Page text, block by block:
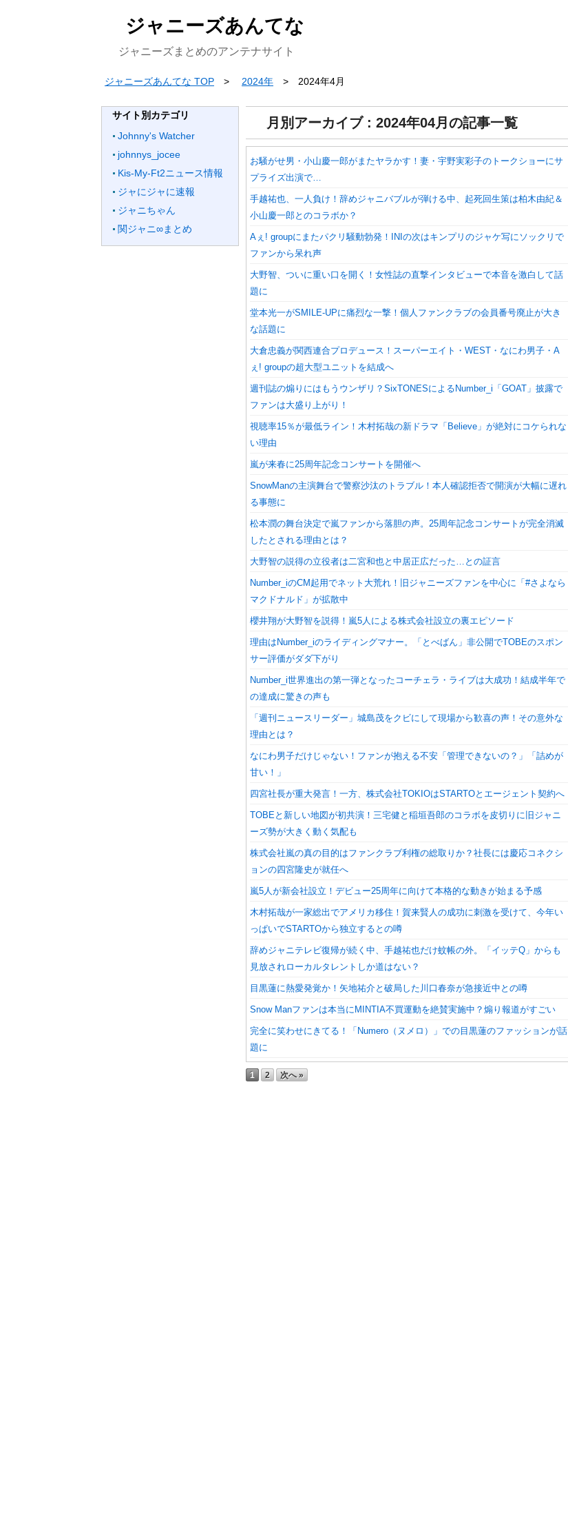
ジャニーズあんてな
ジャニーズまとめのアンテナサイト
ジャニーズあんてな TOP 2024年 2024年4月
サイト別カテゴリ
Johnny's Watcher
johnnys_jocee
Kis-My-Ft2ニュース情報
ジャにジャに速報
ジャニちゃん
関ジャニ∞まとめ
月別アーカイブ : 2024年04月の記事一覧
お騒がせ男・小山慶一郎がまたヤラかす！妻・宇野実彩子のトークショーにサ
プライズ出演で…
手越祐也、一人負け！辞めジャニバブルが弾ける中、起死回生策は柏木由紀＆
小山慶一郎とのコラボか？
Aぇ! groupにまたパクリ騒動勃発！INIの次はキンプリのジャケ写にソックリで
ファンから呆れ声
大野智、ついに重い口を開く！女性誌の直撃インタビューで本音を激白して話
題に
堂本光一がSMILE-UPに痛烈な一撃！個人ファンクラブの会員番号廃止が大き
な話題に
大倉忠義が関西連合プロデュース！スーパーエイト・WEST・なにわ男子・A
ぇ! groupの超大型ユニットを結成へ
週刊誌の煽りにはもうウンザリ？SixTONESによるNumber_i「GOAT」披露で
ファンは大盛り上がり！
視聴率15％が最低ライン！木村拓哉の新ドラマ「Believe」が絶対にコケられな
い理由
嵐が来春に25周年記念コンサートを開催へ
SnowManの主演舞台で警察沙汰のトラブル！本人確認拒否で開演が大幅に遅れ
る事態に
松本潤の舞台決定で嵐ファンから落胆の声。25周年記念コンサートが完全消滅
したとされる理由とは？
大野智の説得の立役者は二宮和也と中居正広だった…との証言
Number_iのCM起用でネット大荒れ！旧ジャニーズファンを中心に「#さよなら
マクドナルド」が拡散中
櫻井翔が大野智を説得！嵐5人による株式会社設立の裏エピソード
理由はNumber_iのライディングマナー。「とべばん」非公開でTOBEのスポン
サー評価がダダ下がり
Number_i世界進出の第一弾となったコーチェラ・ライブは大成功！結成半年で
の達成に驚きの声も
「週刊ニュースリーダー」城島茂をクビにして現場から歓喜の声！その意外な
理由とは？
なにわ男子だけじゃない！ファンが抱える不安「管理できないの？」「詰めが
甘い！」
四宮社長が重大発言！一方、株式会社TOKIOはSTARTOとエージェント契約へ
TOBEと新しい地図が初共演！三宅健と稲垣吾郎のコラボを皮切りに旧ジャニ
ーズ勢が大きく動く気配も
株式会社嵐の真の目的はファンクラブ利権の総取りか？社長には慶応コネクシ
ョンの四宮隆史が就任へ
嵐5人が新会社設立！デビュー25周年に向けて本格的な動きが始まる予感
木村拓哉が一家総出でアメリカ移住！賀来賢人の成功に刺激を受けて、今年い
っぱいでSTARTOから独立するとの噂
辞めジャニテレビ復帰が続く中、手越祐也だけ蚊帳の外。「イッテQ」からも
見放されローカルタレントしか道はない？
目黒蓮に熱愛発覚か！矢地祐介と破局した川口春奈が急接近中との噂
Snow Manファンは本当にMINTIA不買運動を絶賛実施中？煽り報道がすごい
完全に笑わせにきてる！「Numero（ヌメロ）」での目黒蓮のファッションが話
題に
1 2 次へ »